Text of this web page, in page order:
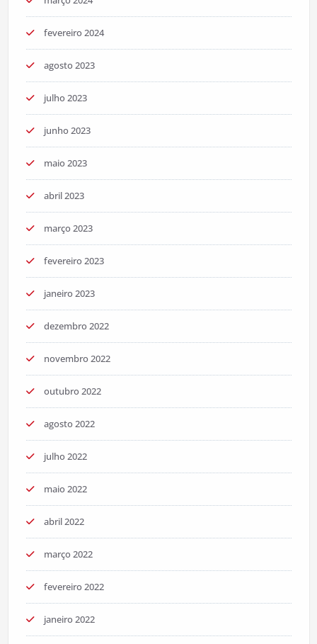
fevereiro 2024
agosto 2023
julho 2023
junho 2023
maio 2023
abril 2023
março 2023
fevereiro 2023
janeiro 2023
dezembro 2022
novembro 2022
outubro 2022
agosto 2022
julho 2022
maio 2022
abril 2022
março 2022
fevereiro 2022
janeiro 2022